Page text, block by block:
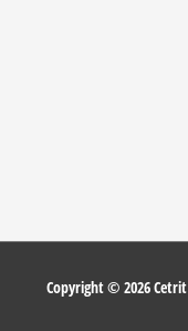
Copyright © 2026Cetrit